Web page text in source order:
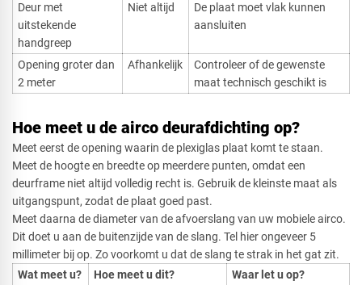
Deur met
uitstekende
handgreep
Niet altijd
De plaat moet vlak kunnen
aansluiten
Opening groter dan
2 meter
Afhankelijk
Controleer of de gewenste
maat technisch geschikt is
Hoe meet u de airco deurafdichting op?
Meet eerst de opening waarin de plexiglas plaat komt te staan.
Meet de hoogte en breedte op meerdere punten, omdat een
deurframe niet altijd volledig recht is. Gebruik de kleinste maat als
uitgangspunt, zodat de plaat goed past.
Meet daarna de diameter van de afvoerslang van uw mobiele airco.
Dit doet u aan de buitenzijde van de slang. Tel hier ongeveer 5
millimeter bij op. Zo voorkomt u dat de slang te strak in het gat zit.
Wat meet u?
Hoe meet u dit?
Waar let u op?